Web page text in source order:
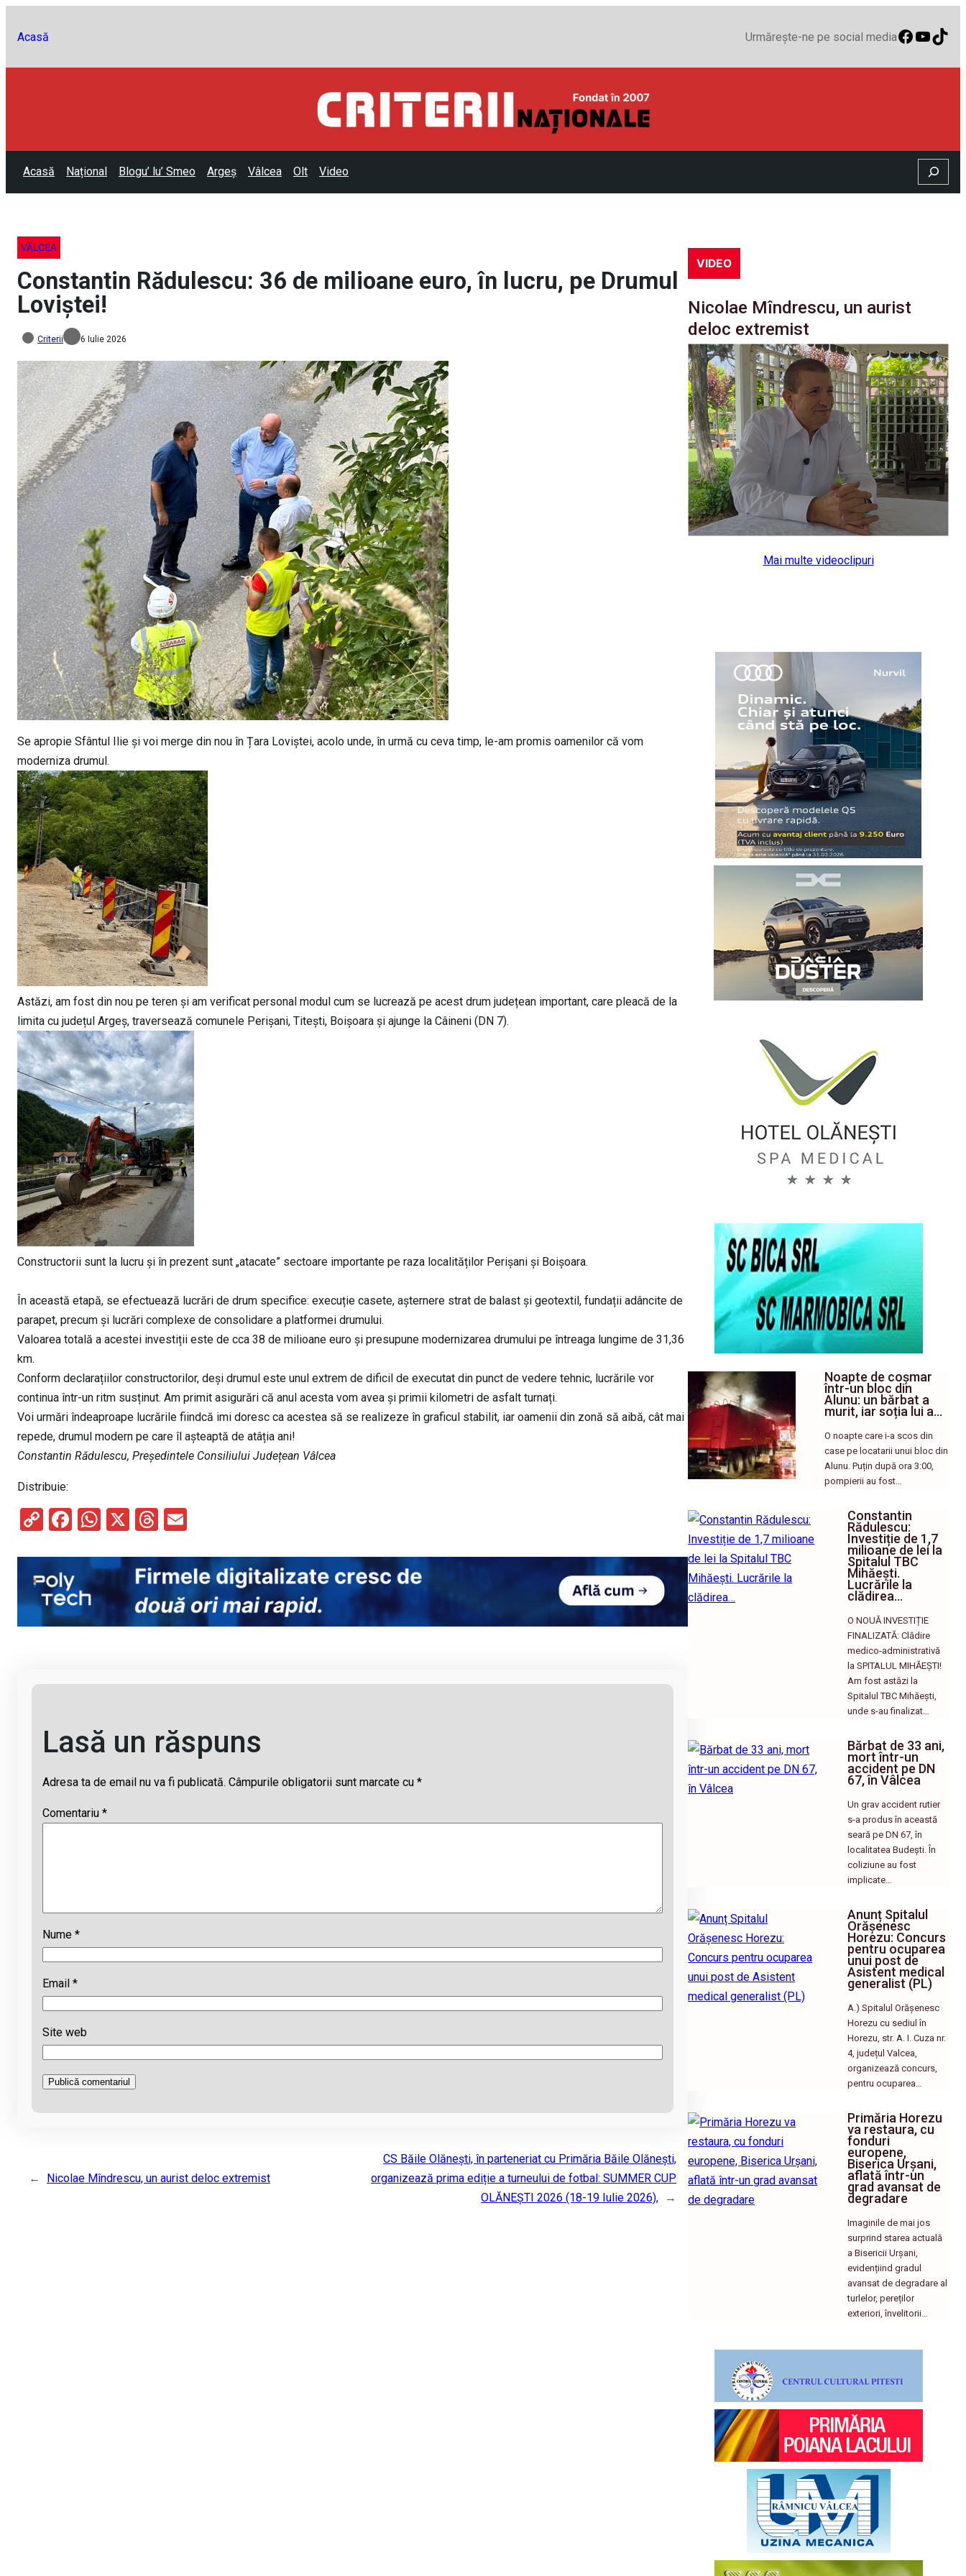
Acasă Urmărește-ne pe social media
Acasă Național Blogu’ lu’ Smeo Argeș Vâlcea Olt Video Search
VÂLCEA
Constantin Rădulescu: 36 de milioane euro, în lucru, pe Drumul
Loviștei!
Criterii 6 Iulie 2026
​Se apropie Sfântul Ilie și voi merge din nou în Țara Loviștei, acolo unde, în urmă cu ceva timp, le-am promis oamenilor că vom
moderniza drumul.
Astăzi, am fost din nou pe teren și am verificat personal modul cum se lucrează pe acest drum județean important, care pleacă de la
limita cu județul Argeș, traversează comunele Perișani, Titești, Boișoara și ajunge la Câineni (DN 7).
Constructorii sunt la lucru și în prezent sunt „atacate” sectoare importante pe raza localităților Perișani și Boișoara.
În această etapă, se efectuează lucrări de drum specifice: execuție casete, așternere strat de balast și geotextil, fundații adâncite de
parapet, precum și lucrări complexe de consolidare a platformei drumului.
Valoarea totală a acestei investiții este de cca 38 de milioane euro și presupune modernizarea drumului pe întreaga lungime de 31,36
km.
Conform declarațiilor constructorilor, deși drumul este unul extrem de dificil de executat din punct de vedere tehnic, lucrările vor
continua într-un ritm susținut. Am primit asigurări că anul acesta vom avea și primii kilometri de asfalt turnați.
Voi urmări îndeaproape lucrările fiindcă imi doresc ca acestea să se realizeze în graficul stabilit, iar oamenii din zonă să aibă, cât mai
repede, drumul modern pe care îl așteaptă de atâția ani!
Constantin Rădulescu, Președintele Consiliului Județean Vâlcea
Distribuie:
C
py
Li
n
k
F
ce
b
o
o
W
at
s
A
p
X
T
e
a
d
s
ail
Lasă un răspuns
Adresa ta de email nu va fi publicată. Câmpurile obligatorii sunt marcate cu *
Comentariu *
Nume *
Email *
Site web
← Nicolae Mîndrescu, un aurist deloc extremist
CS Băile Olănești, în parteneriat cu Primăria Băile Olănești,
organizează prima ediție a turneului de fotbal: SUMMER CUP
OLĂNEȘTI 2026 (18-19 Iulie 2026),
→
VIDEO
Nicolae Mîndrescu, un aurist
deloc extremist
Mai multe videoclipuri
Noapte de coșmar
într-un bloc din
Alunu: un bărbat a
murit, iar soția lui a…
O noapte care i-a scos din
case pe locatarii unui bloc din
Alunu. Puțin după ora 3:00,
pompierii au fost…
Constantin
Rădulescu:
Investiție de 1,7
milioane de lei la
Spitalul TBC
Mihăești.
Lucrările la
clădirea…
O NOUĂ INVESTIȚIE
FINALIZATĂ: Clădire
medico-administrativă
la SPITALUL MIHĂEȘTI! ​
Am fost astăzi la
Spitalul TBC Mihăești,
unde s-au finalizat…
Bărbat de 33 ani,
mort într-un
accident pe DN
67, în Vâlcea
Un grav accident rutier
s-a produs în această
seară pe DN 67, în
localitatea Budești. În
coliziune au fost
implicate…
Anunț Spitalul
Orășenesc
Horezu: Concurs
pentru ocuparea
unui post de
Asistent medical
generalist (PL)
A.) Spitalul Orășenesc
Horezu cu sediul în
Horezu, str. A. I. Cuza nr.
4, județul Valcea,
organizează concurs,
pentru ocuparea…
Primăria Horezu
va restaura, cu
fonduri
europene,
Biserica Urșani,
aflată într-un
grad avansat de
degradare
Imaginile de mai jos
surprind starea actuală
a Bisericii Urșani,
evidențiind gradul
avansat de degradare al
turlelor, pereților
exteriori, învelitorii…